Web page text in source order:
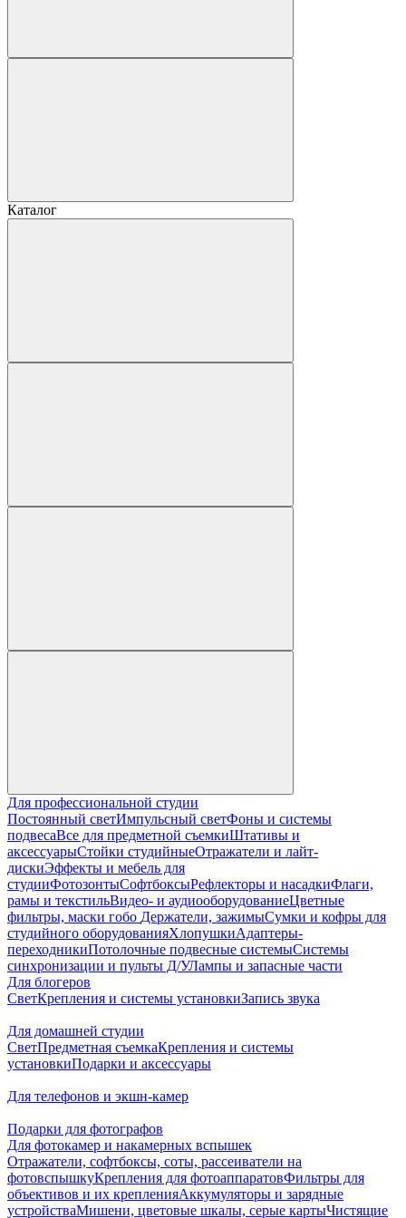
Каталог
Для профессиональной студии
Постоянный светИмпульсный светФоны и системы
подвесаВсе для предметной съемкиШтативы и
аксессуарыСтойки студийныеОтражатели и лайт-
дискиЭффекты и мебель для
студииФотозонтыСофтбоксыРефлекторы и насадкиФлаги,
рамы и текстильВидео- и аудиооборудованиеЦветные
фильтры, маски гобо Держатели, зажимыСумки и кофры для
студийного оборудованияХлопушкиАдаптеры-
переходникиПотолочные подвесные системыСистемы
синхронизации и пульты Д/УЛампы и запасные части
Для блогеров
СветКрепления и системы установкиЗапись звука
Для домашней студии
СветПредметная съемкаКрепления и системы
установкиПодарки и аксессуары
Для телефонов и экшн-камер
Подарки для фотографов
Для фотокамер и накамерных вспышек
Отражатели, софтбоксы, соты, рассеиватели на
фотовспышкуКрепления для фотоаппаратовФильтры для
объективов и их крепленияАккумуляторы и зарядные
устройстваМишени, цветовые шкалы, серые картыЧистящие